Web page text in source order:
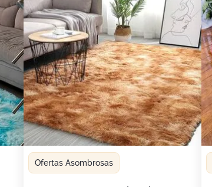
Ofertas Asombrosas